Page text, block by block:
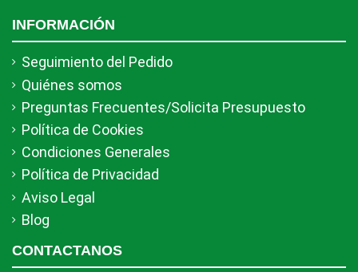
INFORMACIÓN
Seguimiento del Pedido
Quiénes somos
Preguntas Frecuentes/Solicita Presupuesto
Política de Cookies
Condiciones Generales
Política de Privacidad
Aviso Legal
Blog
CONTACTANOS